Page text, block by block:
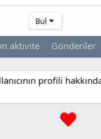
Bul
aktivite Gönderiler
profili